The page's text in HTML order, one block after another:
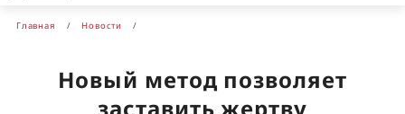
Главная Новости
Новый метод позволяет
заставить жертву